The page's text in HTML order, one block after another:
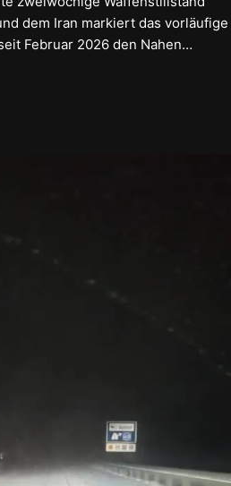
dem Iran markiert das vorläufige
Februar 2026 den Nahen…